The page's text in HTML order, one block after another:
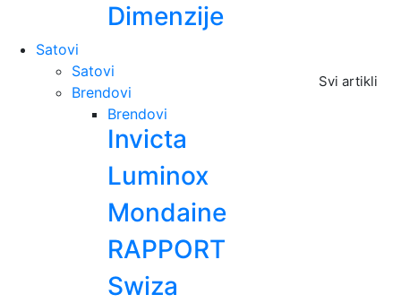
Dimenzije
Satovi
Svi artikli
Satovi
Brendovi
Brendovi
Invicta
Luminox
Mondaine
RAPPORT
Swiza